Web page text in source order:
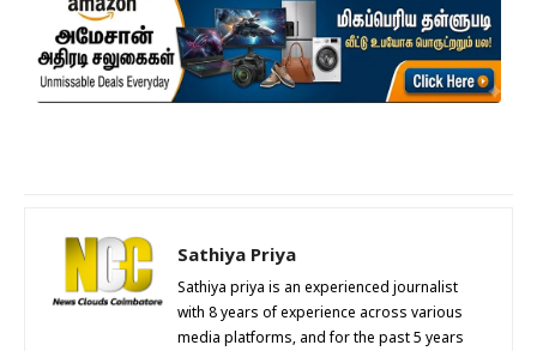
Sathiya Priya
Sathiya priya is an experienced journalist
with 8 years of experience across various
media platforms, and for the past 5 years